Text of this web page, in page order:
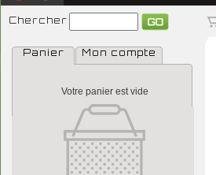
Chercher
Panier Mon compte
Votre panier est vide